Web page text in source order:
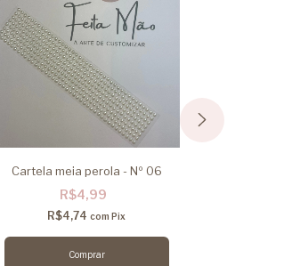
Cartela meia perola - Nº 06
R$4,99
R$4,74 com Pix